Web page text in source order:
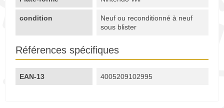
condition
Neuf ou reconditionné à neuf
sous blister
Références spécifiques
EAN-13 4005209102995